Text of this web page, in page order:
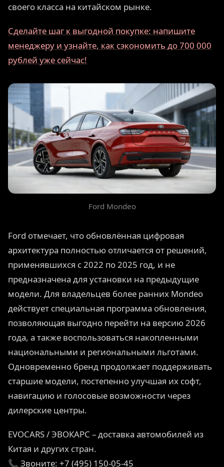
своего класса на китайском рынке.
Сделайте шаг к выгодной покупке: напишите
менеджеру и узнайте, как сэкономить до 700 000
рублей уже сейчас!
Ford Mondeo
Ford отмечает, что обновлённая цифровая
архитектура полностью отличается от решений,
применявшихся с 2022 по 2025 год, и не
предназначена для установки на предыдущие
модели. Для владельцев более ранних Mondeo
действует специальная программа обновления,
позволяющая выгодно перейти на версию 2026
года, а также воспользоваться накопленными
национальными и региональными льготами.
Одновременно бренд продолжает поддерживать
старшие модели, постепенно улучшая их софт,
навигацию и голосовые возможности через
дилерские центры.
EVOCARS / ЭВОКАРС – доставка автомобилей из
Китая и других стран.
📞 Звоните: +7 (495) 150-05-45